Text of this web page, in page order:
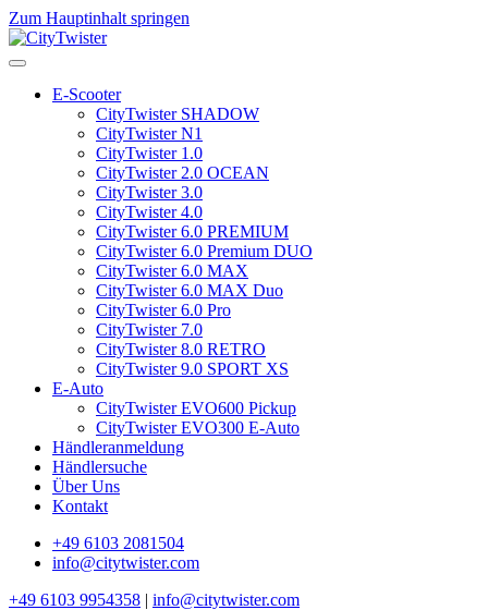
Zum Hauptinhalt springen
E-Scooter
CityTwister SHADOW
CityTwister N1
CityTwister 1.0
CityTwister 2.0 OCEAN
CityTwister 3.0
CityTwister 4.0
CityTwister 6.0 PREMIUM
CityTwister 6.0 Premium DUO
CityTwister 6.0 MAX
CityTwister 6.0 MAX Duo
CityTwister 6.0 Pro
CityTwister 7.0
CityTwister 8.0 RETRO
CityTwister 9.0 SPORT XS
E-Auto
CityTwister EVO600 Pickup
CityTwister EVO300 E-Auto
Händleranmeldung
Händlersuche
Über Uns
Kontakt
+49 6103 2081504
info@citytwister.com
+49 6103 9954358 | info@citytwister.com